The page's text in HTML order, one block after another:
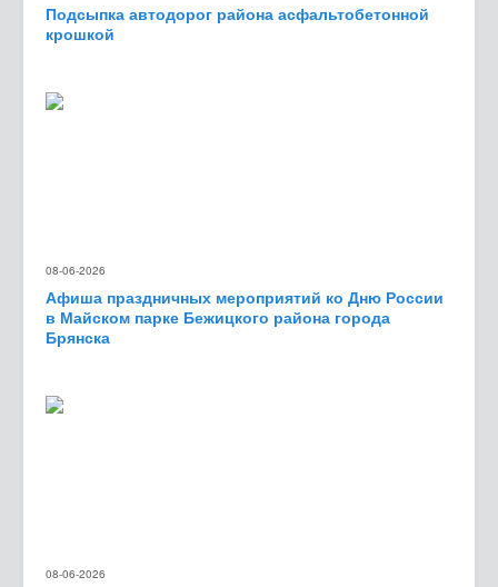
Подсыпка автодорог района асфальтобетонной
крошкой
08-06-2026
Афиша праздничных мероприятий ко Дню России
в Майском парке Бежицкого района города
Брянска
08-06-2026